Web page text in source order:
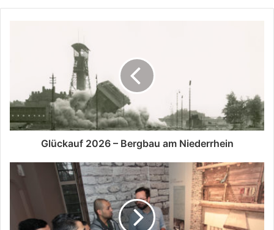
Glückauf 2026 – Bergbau am Niederrhein